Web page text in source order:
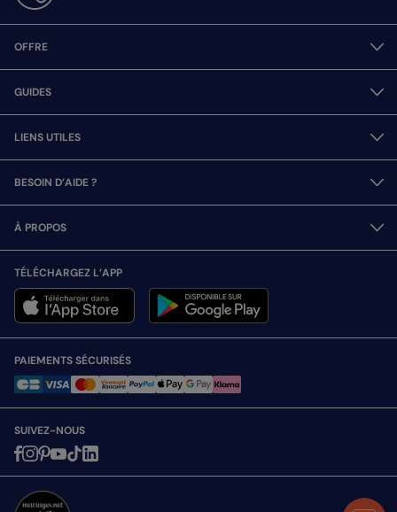
OFFRE
GUIDES
LIENS UTILES
BESOIN D’AIDE ?
À PROPOS
TÉLÉCHARGEZ L’APP
PAIEMENTS SÉCURISÉS
SUIVEZ-NOUS